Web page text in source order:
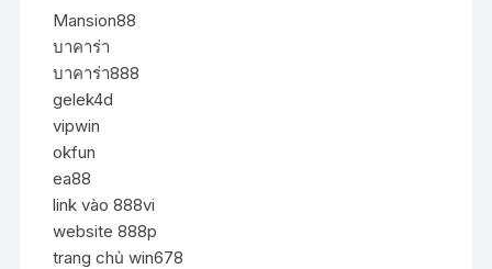
Mansion88
บาคาร่า
บาคาร่า888
gelek4d
vipwin
okfun
ea88
link vào 888vi
website 888p
trang chủ win678